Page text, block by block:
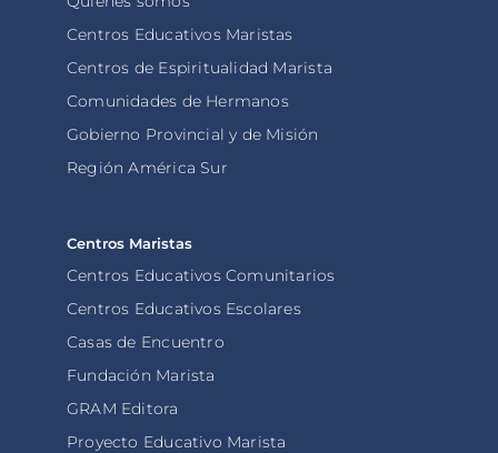
Centros Educativos Maristas
Centros de Espiritualidad Marista
Comunidades de Hermanos
Gobierno Provincial y de Misión
Región América Sur
Centros Maristas
Centros Educativos Comunitarios
Centros Educativos Escolares
Casas de Encuentro
Fundación Marista
GRAM Editora
Proyecto Educativo Marista